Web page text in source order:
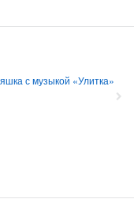
с музыкой «Улитка»